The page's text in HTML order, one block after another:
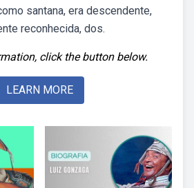
santana, era descendente,
reconhecida, dos.
click the button below.
LEARN MORE